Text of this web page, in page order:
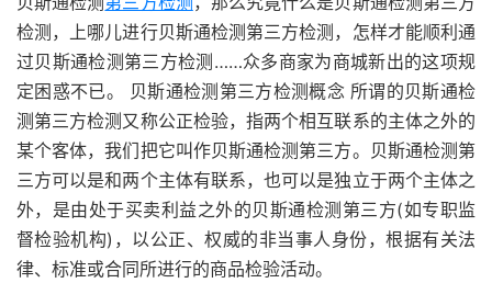
检测，上哪儿进行贝斯通检测第三方检测，怎样才能顺利通
过贝斯通检测第三方检测……众多商家为商城新出的这项规
定困惑不已。 贝斯通检测第三方检测概念 所谓的贝斯通检
测第三方检测又称公正检验，指两个相互联系的主体之外的
某个客体，我们把它叫作贝斯通检测第三方。贝斯通检测第
三方可以是和两个主体有联系，也可以是独立于两个主体之
外，是由处于买卖利益之外的贝斯通检测第三方(如专职监
督检验机构)，以公正、权威的非当事人身份，根据有关法
律、标准或合同所进行的商品检验活动。